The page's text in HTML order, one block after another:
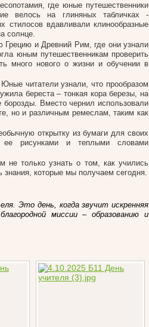
где юные путешественники
велось на глиняных табличках -
вдавливали клинообразные
солнце.
Грецию и Древний Рим, где они узнали
юным путешественникам проверить
много нового о жизни и обучении в
читатели узнали, что прообразом
береста – тонкая кора березы, на
борозды. Вместо чернил использовали
но и различным ремеслам, таким как
открытку из бумаги для своих
рисунками и теплыми словами
не только узнать о том, как учились
знания, которые мы получаем сегодня.
Это день, когда звучит искренняя
миссии – образованию и